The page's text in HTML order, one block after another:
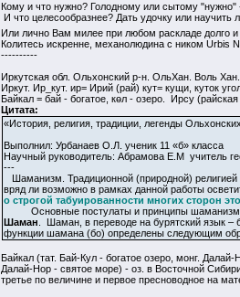
Кому и что нужно? Голодному или сытому
И что целесообразнее? Дать удочку или
Или лично Вам милее при любом раскладе долго
Колитесь искренне, механолюдина с ником Urbis
----------
Иркутская обл. Ольхонский р-н. ОльХан. Воль
Иркут. Ир_кут. ир= Ирий (рай) кут= кущи, куток
Байкал = бай - богатое, көл - озеро. Ирсу
Цитата:
«История, религия, традиции, легенды
Выполнил: Урбанаев О.Л. ученик 11 «б» класса
Научный руководитель: Абрамова Е.М учитель
---
Шаманизм. Традиционной (природной)
вряд ли возможно в рамках данной работы
о строгой табуированности многих сторон
Основные постулаты и принципы шаманизма
Шаман . Шаман, в переводе на бурятский язык
функции шамана (бо) определены следующим
Байкал (тат. Бай-Кул - богатое озеро, монг.
Далай-Нор - святое море) - оз. в Восточной
третье по величине и первое пресноводное на